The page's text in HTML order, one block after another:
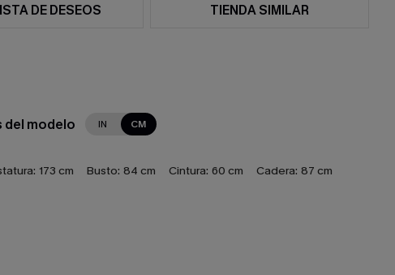
DE DESEOS TIENDA SIMILAR
del modelo IN CM
173 cm Busto: 84 cm Cintura: 60 cm Cadera: 87 cm